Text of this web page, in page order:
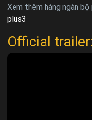
Xem thêm hàng ngàn
plus3
Official trailer: